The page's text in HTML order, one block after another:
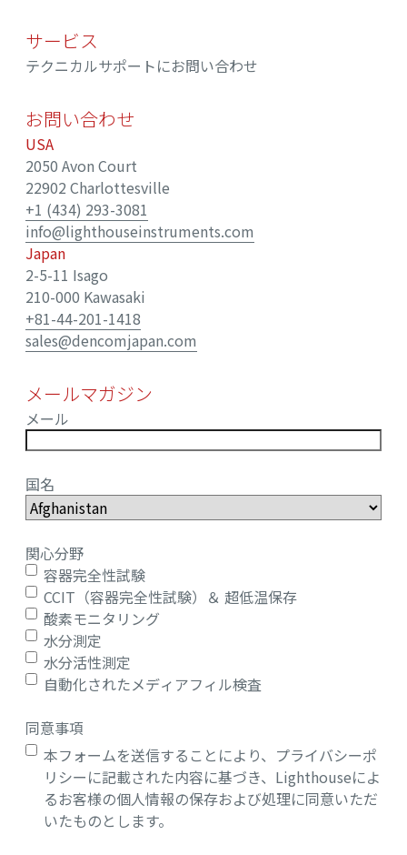
サービス
テクニカルサポートにお問い合わせ
お問い合わせ
USA
2050 Avon Court
22902 Charlottesville
+1 (434) 293-3081
info@lighthouseinstruments.com
Japan
2-5-11 Isago
210-000 Kawasaki
+81-44-201-1418
sales@dencomjapan.com
メールマガジン
メール
国名
関心分野
容器完全性試験
CCIT（容器完全性試験）＆ 超低温保存
酸素モニタリング
水分測定
水分活性測定
自動化されたメディアフィル検査
同意事項
本フォームを送信することにより、プライバシーポ
リシーに記載された内容に基づき、Lighthouseによ
るお客様の個人情報の保存および処理に同意いただ
いたものとします。